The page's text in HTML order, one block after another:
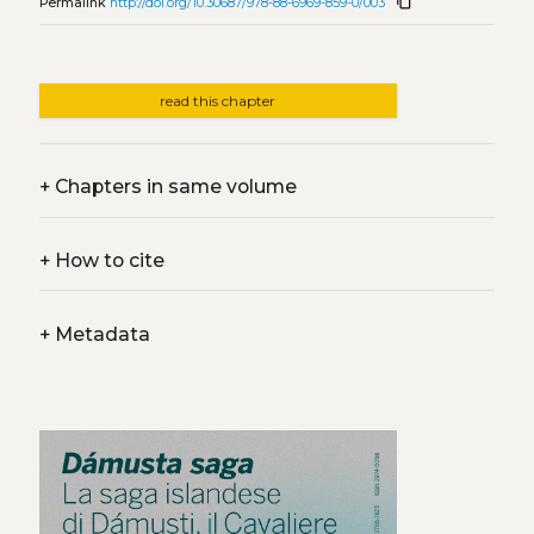
read this chapter
+Chapters in same volume
+How to cite
+Metadata